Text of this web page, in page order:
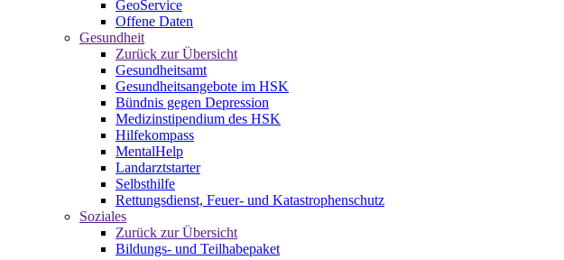
GeoService
Offene Daten
Gesundheit
Zurück zur Übersicht
Gesundheitsamt
Gesundheitsangebote im HSK
Bündnis gegen Depression
Medizinstipendium des HSK
Hilfekompass
MentalHelp
Landarztstarter
Selbsthilfe
Rettungsdienst, Feuer- und Katastrophenschutz
Soziales
Zurück zur Übersicht
Bildungs- und Teilhabepaket